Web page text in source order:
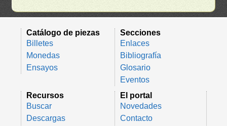
Catálogo de piezas
Billetes
Monedas
Ensayos
Secciones
Enlaces
Bibliografía
Glosario
Eventos
Recursos
Buscar
Descargas
El portal
Novedades
Contacto